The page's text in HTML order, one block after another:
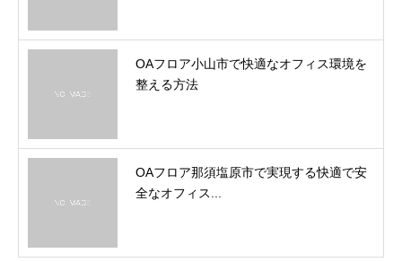
OAフロア小山市で快適なオフィス環境を
整える方法
OAフロア那須塩原市で実現する快適で安
全なオフィス...